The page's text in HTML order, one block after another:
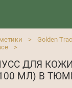
> Golden
>
ДЛЯ
(100 МЛ) В